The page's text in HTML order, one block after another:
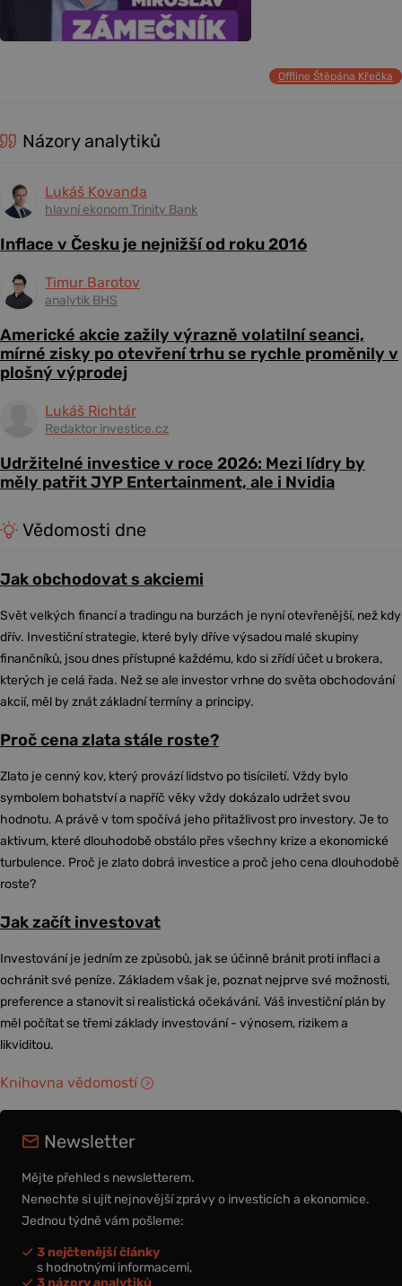
Offline Štěpána Křečka
Názory analytiků
Lukáš Kovanda
hlavní ekonom Trinity Bank
Inflace v Česku je nejnižší od roku 2016
Timur Barotov
analytik BHS
Americké akcie zažily výrazně volatilní seanci,
mírné zisky po otevření trhu se rychle proměnily v
plošný výprodej
Lukáš Richtár
Redaktor investice.cz
Udržitelné investice v roce 2026: Mezi lídry by
měly patřit JYP Entertainment, ale i Nvidia
Vědomosti dne
Jak obchodovat s akciemi
Svět velkých financí a tradingu na burzách je nyní otevřenější, než kdy
dřív. Investiční strategie, které byly dříve výsadou malé skupiny
finančníků, jsou dnes přístupné každému, kdo si zřídí účet u brokera,
kterých je celá řada. Než se ale investor vrhne do světa obchodování
akcií, měl by znát základní termíny a principy.
Proč cena zlata stále roste?
Zlato je cenný kov, který provází lidstvo po tisíciletí. Vždy bylo
symbolem bohatství a napříč věky vždy dokázalo udržet svou
hodnotu. A právě v tom spočívá jeho přitažlivost pro investory. Je to
aktivum, které dlouhodobě obstálo přes všechny krize a ekonomické
turbulence. Proč je zlato dobrá investice a proč jeho cena dlouhodobě
roste?
Jak začít investovat
Investování je jedním ze způsobů, jak se účinně bránit proti inflaci a
ochránit své peníze. Základem však je, poznat nejprve své možnosti,
preference a stanovit si realistická očekávání. Váš investiční plán by
měl počítat se třemi základy investování - výnosem, rizikem a
likviditou.
Knihovna vědomostí
Newsletter
Mějte přehled s newsletterem.
Nenechte si ujít nejnovější zprávy o investicích a ekonomice.
Jednou týdně vám pošleme:
3 nejčtenější články
s hodnotnými informacemi,
3 názory analytiků